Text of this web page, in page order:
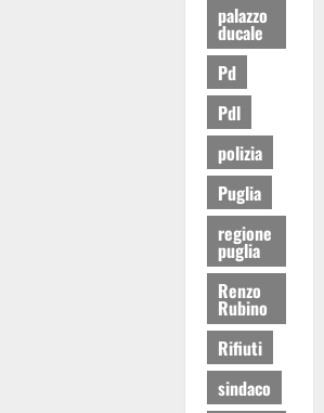
palazzo
ducale
Pd
Pdl
polizia
Puglia
regione
puglia
Renzo
Rubino
Rifiuti
sindaco